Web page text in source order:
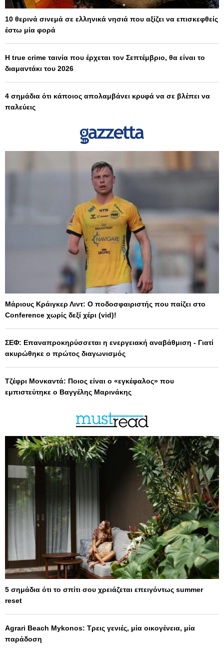
10 θερινά σινεμά σε ελληνικά νησιά που αξίζει να επισκεφθείς
έστω μία φορά
Η true crime ταινία που έρχεται τον Σεπτέμβριο, θα είναι το
διαμαντάκι του 2026
4 σημάδια ότι κάποιος απολαμβάνει κρυφά να σε βλέπει να
παλεύεις
Μάριους Κράιγκερ Λιντ: Ο ποδοσφαιριστής που παίζει στο
Conference χωρίς δεξί χέρι (vid)!
ΣΕΦ: Επαναπροκηρύσσεται η ενεργειακή αναβάθμιση - Γιατί
ακυρώθηκε ο πρώτος διαγωνισμός
Τζέφρι Μονκαντά: Ποιος είναι ο «εγκέφαλος» που
εμπιστεύτηκε ο Βαγγέλης Μαρινάκης
5 σημάδια ότι το σπίτι σου χρειάζεται επειγόντως summer
reset
Agrari Beach Mykonos: Τρεις γενιές, μία οικογένεια, μία
παράδοση